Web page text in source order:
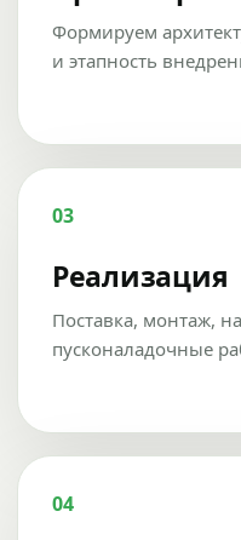
Формируем
и этапность
03
Реализация
Поставка, монтаж,
пусконаладочные
04